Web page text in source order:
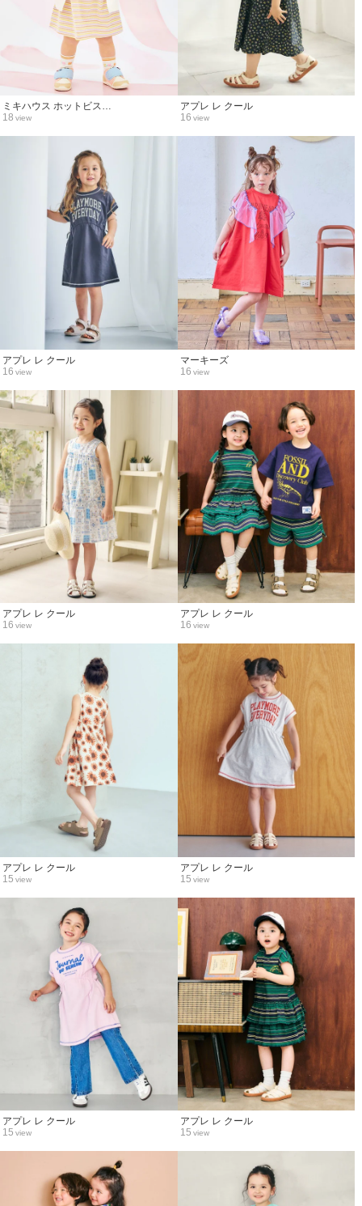
18 view
ミキハウス ホットビス…
16 view
アプレ レ クール
16 view
アプレ レ クール
16 view
マーキーズ
16 view
アプレ レ クール
16 view
アプレ レ クール
15 view
アプレ レ クール
15 view
アプレ レ クール
15 view
アプレ レ クール
15 view
アプレ レ クール